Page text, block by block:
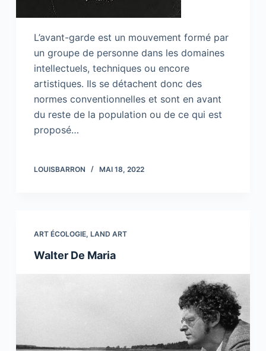
L’avant-garde est un mouvement formé par
un groupe de personne dans les domaines
intellectuels, techniques ou encore
artistiques. Ils se détachent donc des
normes conventionnelles et sont en avant
du reste de la population ou de ce qui est
proposé…
LOUISBARRON MAI 18, 2022
ART ÉCOLOGIE, LAND ART
Walter De Maria